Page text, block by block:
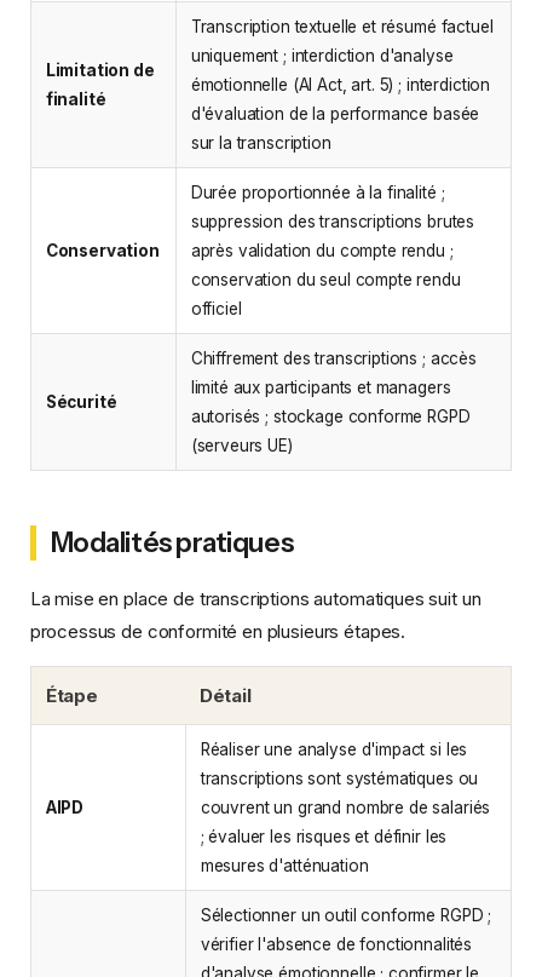
Limitation de
finalité
Transcription textuelle et résumé factuel
uniquement ; interdiction d'analyse
émotionnelle (AI Act, art. 5) ; interdiction
d'évaluation de la performance basée
sur la transcription
Conservation
Durée proportionnée à la finalité ;
suppression des transcriptions brutes
après validation du compte rendu ;
conservation du seul compte rendu
officiel
Sécurité
Chiffrement des transcriptions ; accès
limité aux participants et managers
autorisés ; stockage conforme RGPD
(serveurs UE)
Modalités pratiques
La mise en place de transcriptions automatiques suit un
processus de conformité en plusieurs étapes.
Étape Détail
AIPD
Réaliser une analyse d'impact si les
transcriptions sont systématiques ou
couvrent un grand nombre de salariés
; évaluer les risques et définir les
mesures d'atténuation
Sélectionner un outil conforme RGPD ;
vérifier l'absence de fonctionnalités
d'analyse émotionnelle ; confirmer le